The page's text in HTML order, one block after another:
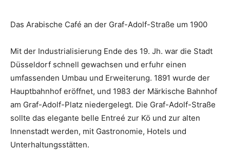
Das Arabische Café an der Graf-Adolf-Straße um 1900
Mit der Industrialisierung Ende des 19. Jh. war die Stadt
Düsseldorf schnell gewachsen und erfuhr einen
umfassenden Umbau und Erweiterung. 1891 wurde der
Hauptbahnhof eröffnet, und 1983 der Märkische Bahnhof
am Graf-Adolf-Platz niedergelegt. Die Graf-Adolf-Straße
sollte das elegante belle Entreé zur Kö und zur alten
Innenstadt werden, mit Gastronomie, Hotels und
Unterhaltungsstätten.